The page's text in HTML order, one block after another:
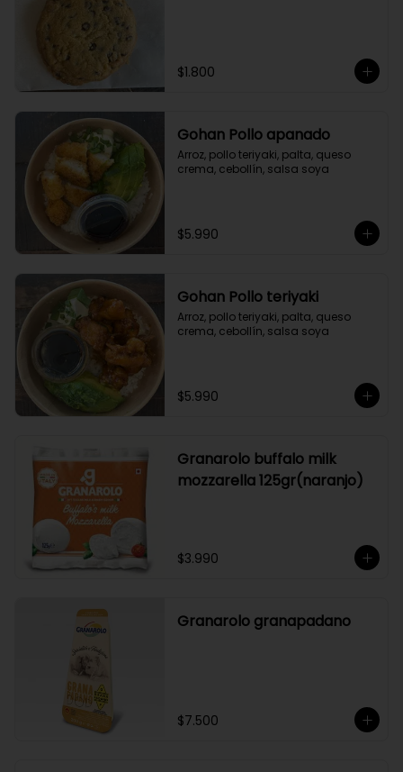
$1.800
Gohan Pollo apanado
Arroz, pollo teriyaki, palta, queso
crema, cebollín, salsa soya
$5.990
Gohan Pollo teriyaki
Arroz, pollo teriyaki, palta, queso
crema, cebollín, salsa soya
$5.990
Granarolo buffalo milk
mozzarella 125gr(naranjo)
$3.990
Granarolo granapadano
$7.500